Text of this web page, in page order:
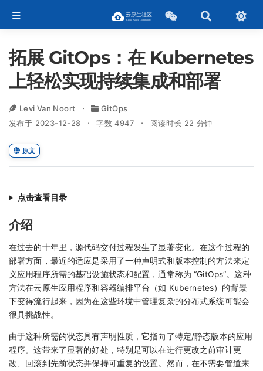
拓展 GitOps：在 Kubernetes
上轻松实现持续集成和部署
Levi Van Noort
GitOps
发布于 2023-12-28
字数 4947 阅读时长 22 分钟
原文
点击查看目录
介绍
在过去的十年里，源代码交付过程发生了显著变化。在这个过程的
部署方面，最近的适应是采用了一种声明式和版本控制的方法来定
义应用程序所需的基础设施状态和配置，通常称为 “GitOps”。这种
方法在云原生应用程序和容器编排平台（如 Kubernetes）的背景
下变得流行起来，因为在这些环境中管理复杂的分布式系统可能会
很具挑战性。
由于这种所需的状态具有声明性质，它指向了特定/静态版本的应用
程序。这带来了显著的好处，特别是可以在进行更改之前审计更
改、回滚到先前状态并保持可重复的设置。然而，在不需要管道来